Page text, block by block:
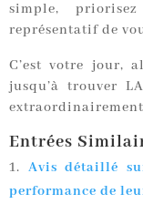
simple,
représentatif de
C’est votre jour,
jusqu’à trouver
extraordinairement
Entrées
Avis détaillé
performance de